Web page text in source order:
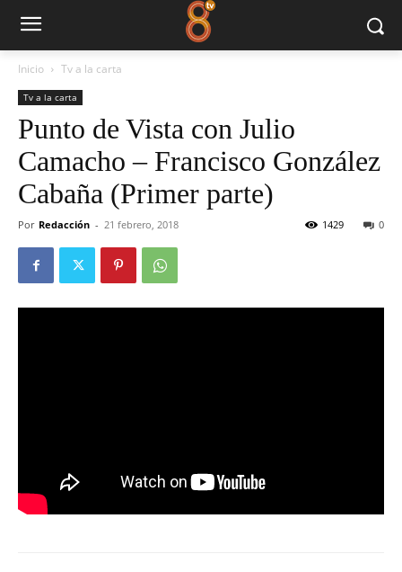
Inicio Tv a la carta
Tv a la carta
Punto de Vista con Julio
Camacho – Francisco González
Cabaña (Primer parte)
Por Redacción - 21 febrero, 2018 0
1429